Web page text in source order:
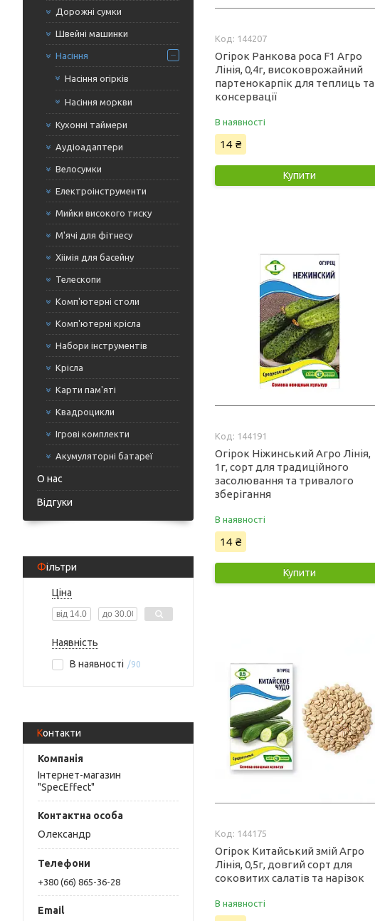
Дорожні сумки
Швейні машинки
Насіння
Насіння огірків
Насіння моркви
Кухонні таймери
Аудіоадаптери
Велосумки
Електроінструменти
Мийки високого тиску
М'ячі для фітнесу
Хіімія для басейну
Телескопи
Комп'ютерні столи
Комп'ютерні крісла
Набори інструментів
Крісла
Карти пам'яті
Квадроцикли
Ігрові комплекти
Акумуляторні батареї
О нас
Відгуки
Фільтри
Ціна
Наявність
В наявності
90
Контакти
Інтернет-магазин
"SpecEffect"
Олександр
+380 (66) 865-36-28
144207
Огірок Ранкова роса F1 Агро
Лінія, 0,4г, високоврожайний
партенокарпік для теплиць та
консервації
В наявності
14 ₴
Купити
144191
Огірок Ніжинський Агро Лінія,
1г, сорт для традиційного
засолювання та тривалого
зберігання
В наявності
14 ₴
Купити
144175
Огірок Китайський змій Агро
Лінія, 0,5г, довгий сорт для
соковитих салатів та нарізок
В наявності